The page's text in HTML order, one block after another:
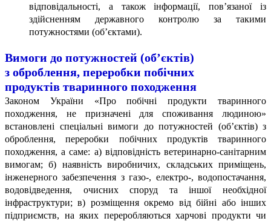
відповідальності, а також інформації, пов’язаної із
здійсненням державного контролю за такими
потужностями (об’єктами).
Вимоги до потужностей (об’єктів)
з оброблення, переробки побічних
продуктів тваринного походження
Законом України «Про побічні продукти тваринного
походження, не призначені для споживання людиною»
встановлені спеціальні вимоги до потужностей (об’єктів) з
оброблення, переробки побічних продуктів тваринного
походження, а саме: а) відповідність ветеринарно-санітарним
вимогам; б) наявність виробничих, складських приміщень,
інженерного забезпечення з газо-, електро-, водопостачання,
водовідведення, очисних споруд та іншої необхідної
інфраструктури; в) розміщення окремо від бійні або інших
підприємств, на яких переробляються харчові продукти чи